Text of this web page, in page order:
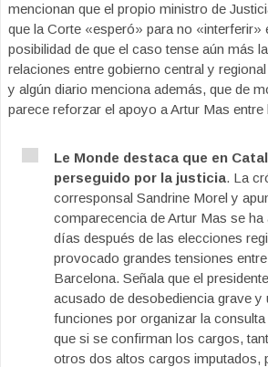
mencionan que el propio ministro de
que la Corte «esperó» para no «interferir»
posibilidad de que el caso tense aún más
relaciones entre gobierno central y
y algún diario menciona además, que de
parece reforzar el apoyo a Artur Mas entre
Le Monde destaca que en
perseguido por la justicia. La
corresponsal Sandrine Morel y
comparecencia de Artur Mas se ha
días después de las elecciones
provocado grandes tensiones
Barcelona. Señala que el
acusado de desobediencia grave y
funciones por organizar la
que si se confirman los cargos,
otros dos altos cargos imputados,